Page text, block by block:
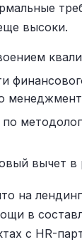
высоки.
вычет в
на
в
с HR-